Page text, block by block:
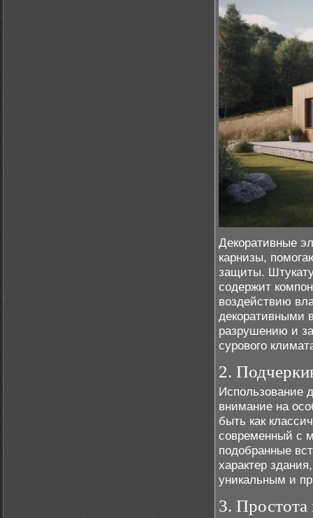
Декоративные
карнизы,
защиты.
содержит
воздействию
декоративными
разрушению и
сурового
2.
Использование
внимание на
быть как
современный с
подобранные
характер
уникальным и
3.